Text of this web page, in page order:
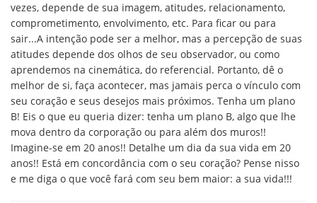
vezes, depende de sua imagem, atitudes, relacionamento,
comprometimento, envolvimento, etc. Para ficar ou para
sair...A intenção pode ser a melhor, mas a percepção de suas
atitudes depende dos olhos de seu observador, ou como
aprendemos na cinemática, do referencial. Portanto, dê o
melhor de si, faça acontecer, mas jamais perca o vínculo com
seu coração e seus desejos mais próximos. Tenha um plano
B! Eis o que eu queria dizer: tenha um plano B, algo que lhe
mova dentro da corporação ou para além dos muros!!
Imagine-se em 20 anos!! Detalhe um dia da sua vida em 20
anos!! Está em concordância com o seu coração? Pense nisso
e me diga o que você fará com seu bem maior: a sua vida!!!